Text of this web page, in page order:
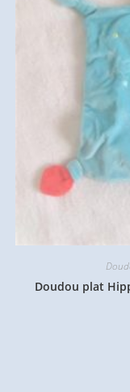
Doudou plat